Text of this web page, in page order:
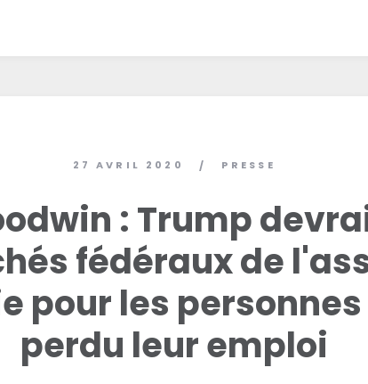
Take Back the Courts
Vote
27 AVRIL 2020 / PRESSE
: Trump
fédéraux de
pour les
perdu leur emploi